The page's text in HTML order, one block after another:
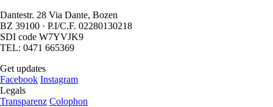
Dantestr. 28 Via Dante, Bozen
BZ 39100 · P.I/C.F. 02280130218
SDI code W7YVJK9
TEL: 0471 665369
Get updates
Facebook Instagram
Legals
Transparenz Colophon